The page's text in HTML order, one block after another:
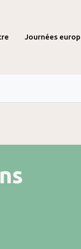
Journées